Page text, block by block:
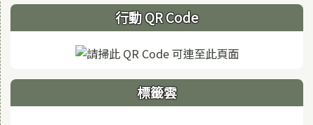
行動 QR Code
標籤雲